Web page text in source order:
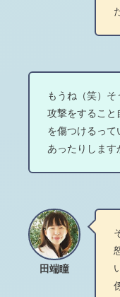
もうね（笑）そ
攻撃をすること
を傷つけるって
あったりします
田端瞳